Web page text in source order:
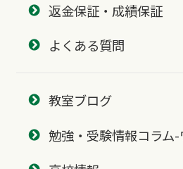
返金保証・成績保証
よくある質問
教室ブログ
勉強・受験情報コラム